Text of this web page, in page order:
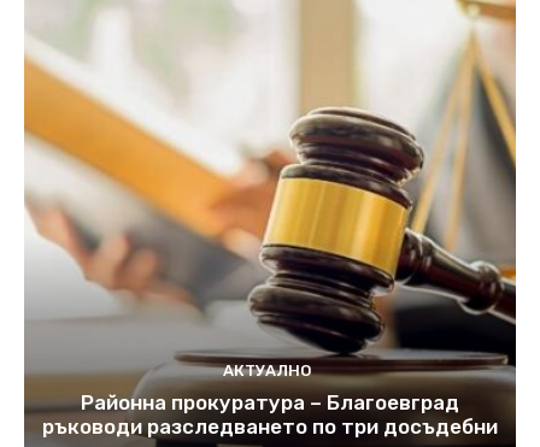
АКТУАЛНО
Районна прокуратура – Благоевград
ръководи разследването по три досъдебни